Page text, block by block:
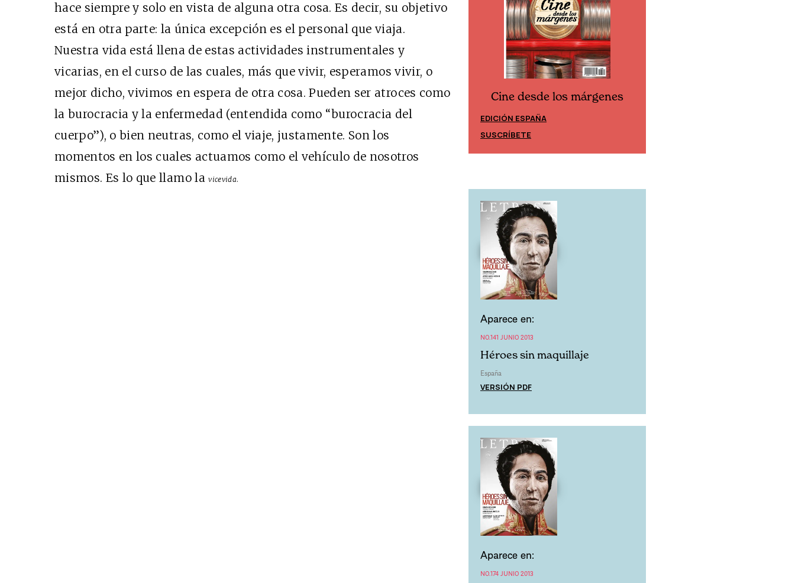
hace siempre y solo en vista de alguna otra cosa. Es decir, su objetivo
está en otra parte: la única excepción es el personal que viaja.
Nuestra vida está llena de estas actividades instrumentales y
vicarias, en el curso de las cuales, más que vivir, esperamos vivir, o
mejor dicho, vivimos en espera de otra cosa. Pueden ser atroces como
la burocracia y la enfermedad (entendida como “burocracia del
cuerpo”), o bien neutras, como el viaje, justamente. Son los
momentos en los cuales actuamos como el vehículo de nosotros
mismos. Es lo que llamo lavicevida.
Cine desde los márgenes
EDICIÓN MÉXICO
SUSCRÍBETE
Cine desde los márgenes
EDICIÓN ESPAÑA
SUSCRÍBETE
Aparece en:
NO.141 JUNIO 2013
Héroes sin maquillaje
España
VERSIÓN PDF
Aparece en:
NO.174 JUNIO 2013